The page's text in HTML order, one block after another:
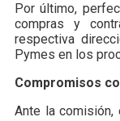
Por último,
compras y
respectiva
Pymes en los
Compromisos
Ante la comisión,